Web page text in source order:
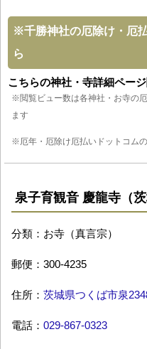
※千勝神社の厄除け・厄
ら
こちらの神社・寺詳細ペー
※閲覧ビュー数は各神社・お寺の
ます
※厄年・厄除け厄払いドットコム
泉子育観音 慶龍寺（茨
分類：お寺（真言宗）
郵便：300-4235
住所： 茨城県つくば市泉
電話： 029-867-0323